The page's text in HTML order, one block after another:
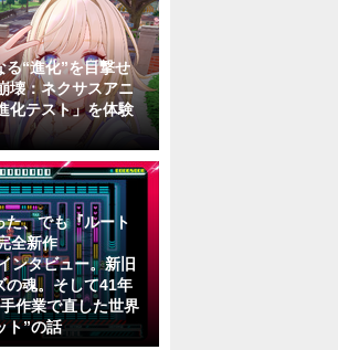
る“進化”を目撃せ
壊：ネクサスアニ
化テスト」を体験
、でも『ルート
全新作
ンタビュー。新旧
の魂。そして41年
作業で直した世界
ト”の話